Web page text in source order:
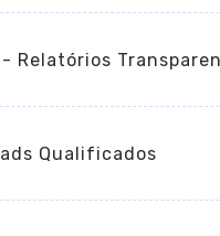
- Relatórios
Qualificados